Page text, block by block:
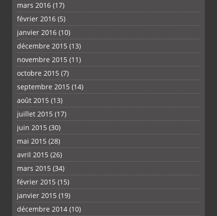
mars 2016 (17)
février 2016 (5)
janvier 2016 (10)
décembre 2015 (13)
novembre 2015 (11)
octobre 2015 (7)
septembre 2015 (14)
août 2015 (13)
juillet 2015 (17)
juin 2015 (30)
mai 2015 (28)
avril 2015 (26)
mars 2015 (34)
février 2015 (15)
janvier 2015 (19)
décembre 2014 (10)